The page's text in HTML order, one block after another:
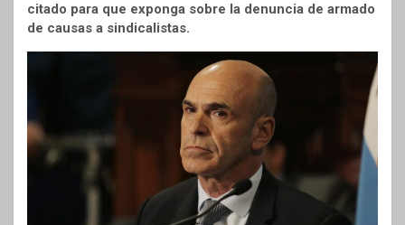
citado para que exponga sobre la denuncia de armado
de causas a sindicalistas.